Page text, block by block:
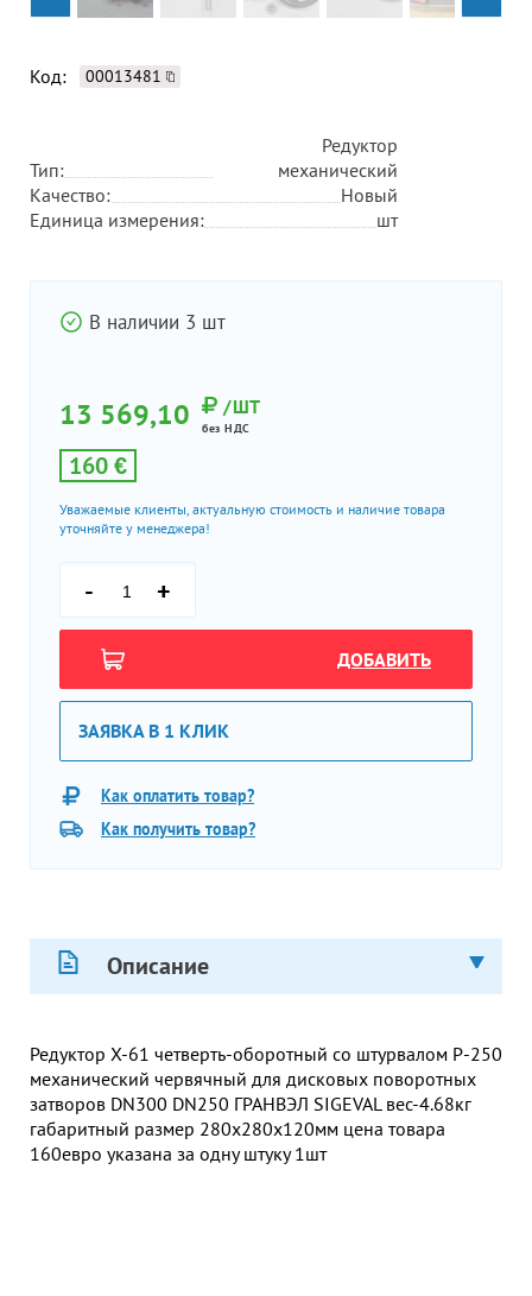
Код: 00013481
Тип:
Редуктор
механический
Качество:
Новый
Единица измерения:
шт
В наличии 3 шт
13 569,10 /ШТ
без НДС
160 €
Уважаемые клиенты, актуальную стоимость и наличие товара
уточняйте у менеджера!
- +
ДОБАВИТЬ
ЗАЯВКА В 1 КЛИК
Как оплатить товар?
Как получить товар?
Описание
Редуктор X-61 четверть-оборотный со штурвалом P-250
механический червячный для дисковых поворотных
затворов DN300 DN250 ГРАНВЭЛ SIGEVAL вес-4.68кг
габаритный размер 280х280х120мм цена товара
160евро указана за одну штуку 1шт